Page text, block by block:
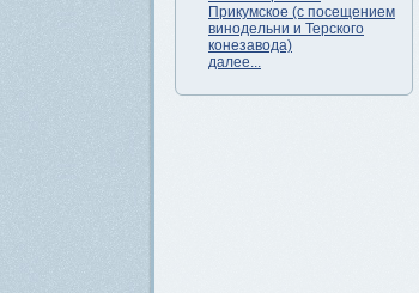
Прикумское (с посещением
винодельни и Терского
конезавода)
далее...